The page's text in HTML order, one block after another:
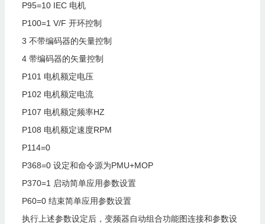
P95=10 IEC 电机
P100=1 V/F 开环控制
3 不带编码器的矢量控制
4 带编码器的矢量控制
P101 电机额定电压
P102 电机额定电流
P107 电机额定频率HZ
P108 电机额定速度RPM
P114=0
P368=0 设定和命令源为PMU+MOP
P370=1 启动简单应用参数设置
P60=0 结束简单应用参数设置
执行上述参数设定后，变频器自动组合功能图连接和参数设